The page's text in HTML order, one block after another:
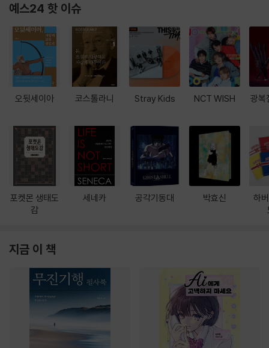
예스24 핫 이슈
오뒷세이아
포켓몬 생태도
감
코스톨라니
세네카
Stray Kids
공각기동대
NCT WISH
박효신
광복
하
지금 이 책